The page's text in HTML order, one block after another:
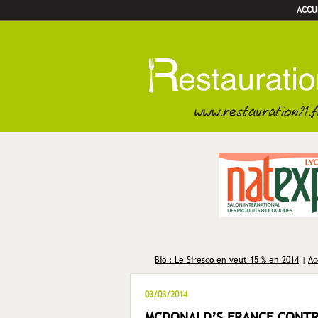
Bio : Le Siresco en veut 15 % en 2014 |
03/03/2014